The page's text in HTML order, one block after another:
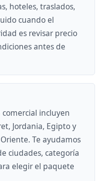
hoteles, traslados,
cuando el
es revisar precio
antes de
incluyen
Jordania, Egipto y
Te ayudamos
ciudades, categoría
elegir el paquete